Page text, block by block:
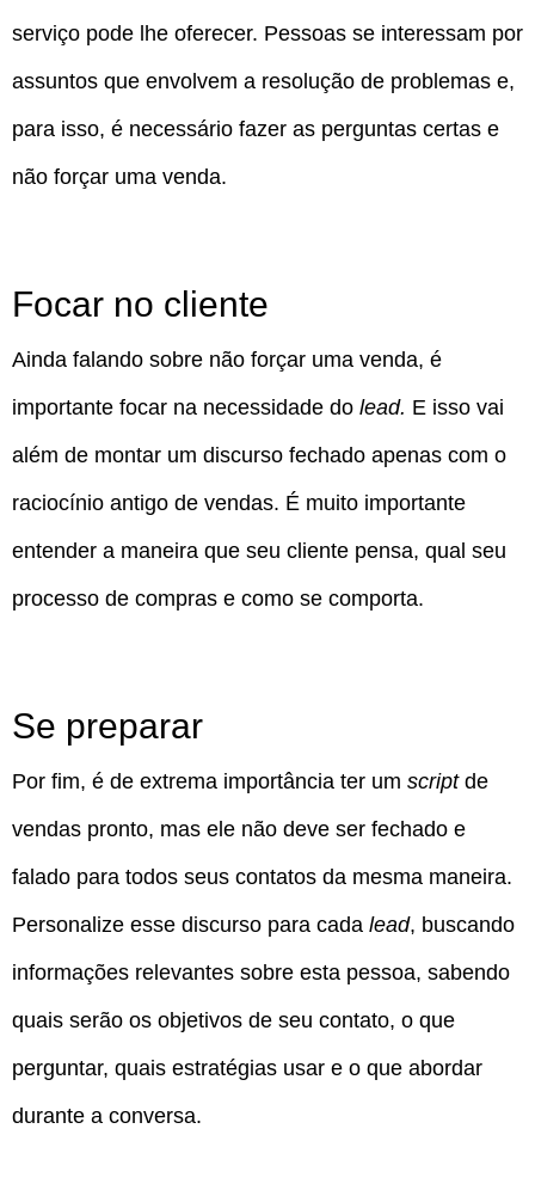
serviço pode lhe oferecer. Pessoas se interessam por
assuntos que envolvem a resolução de problemas e,
para isso, é necessário fazer as perguntas certas e
não forçar uma venda.
Focar no cliente
Ainda falando sobre não forçar uma venda, é
importante focar na necessidade do lead. E isso vai
além de montar um discurso fechado apenas com o
raciocínio antigo de vendas. É muito importante
entender a maneira que seu cliente pensa, qual seu
processo de compras e como se comporta.
Se preparar
Por fim, é de extrema importância ter um scriptde
vendas pronto, mas ele não deve ser fechado e
falado para todos seus contatos da mesma maneira.
Personalize esse discurso para cada lead, buscando
informações relevantes sobre esta pessoa, sabendo
quais serão os objetivos de seu contato, o que
perguntar, quais estratégias usar e o que abordar
durante a conversa.